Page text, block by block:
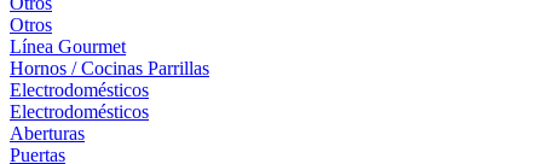
Otros
Línea Gourmet
Hornos / Cocinas Parrillas
Electrodomésticos
Electrodomésticos
Aberturas
Puertas